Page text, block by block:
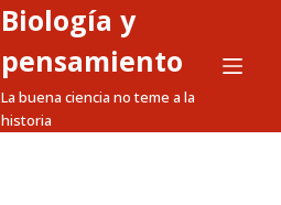
Biología y
pensamiento
La buena ciencia no teme a la
historia